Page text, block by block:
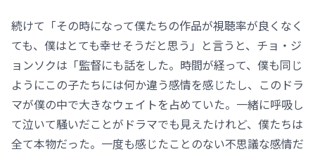
続けて「その時になって僕たちの作品が視聴率が良くなく
ても、僕はとても幸せそうだと思う」と言うと、チョ・ジ
ョンソクは「監督にも話をした。時間が経って、僕も同じ
ようにこの子たちには何か違う感情を感じたし、このドラ
マが僕の中で大きなウェイトを占めていた。一緒に呼吸し
て泣いて騒いだことがドラマでも見えたけれど、僕たちは
全て本物だった。一度も感じたことのない不思議な感情だ